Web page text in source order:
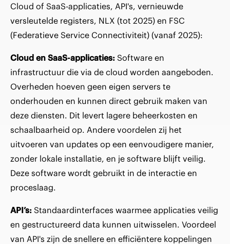
Cloud of SaaS-applicaties, API's, vernieuwde
versleutelde registers, NLX (tot 2025) en FSC
(Federatieve Service Connectiviteit) (vanaf 2025):
Cloud en SaaS-applicaties: Software en
infrastructuur die via de cloud worden aangeboden.
Overheden hoeven geen eigen servers te
onderhouden en kunnen direct gebruik maken van
deze diensten. Dit levert lagere beheerkosten en
schaalbaarheid op. Andere voordelen zij het
uitvoeren van updates op een eenvoudigere manier,
zonder lokale installatie, en je software blijft veilig.
Deze software wordt gebruikt in de interactie en
proceslaag.
API’s: Standaardinterfaces waarmee applicaties veilig
en gestructureerd data kunnen uitwisselen. Voordeel
van API's zijn de snellere en efficiëntere koppelingen